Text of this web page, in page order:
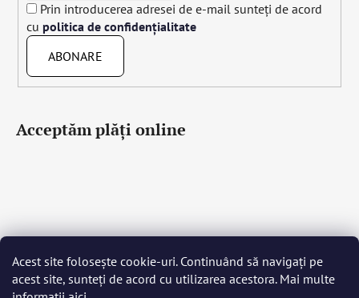
Acest site folosește cookie-uri. Continuând să navigați pe
acest site, sunteți de acord cu utilizarea acestora. Mai multe
Prin introducerea adresei de e-mail sunteți de acord
cu politica de confidențialitate
ABONARE
Acceptăm plăţi online
Čeština Slovenčina English Deutsch Magyar
Język polski
Română Italiano Español Français